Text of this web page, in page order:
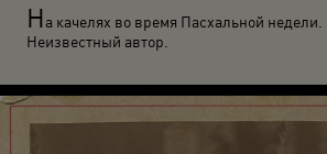
На качелях во время Пасхальной недели.
Неизвестный автор.